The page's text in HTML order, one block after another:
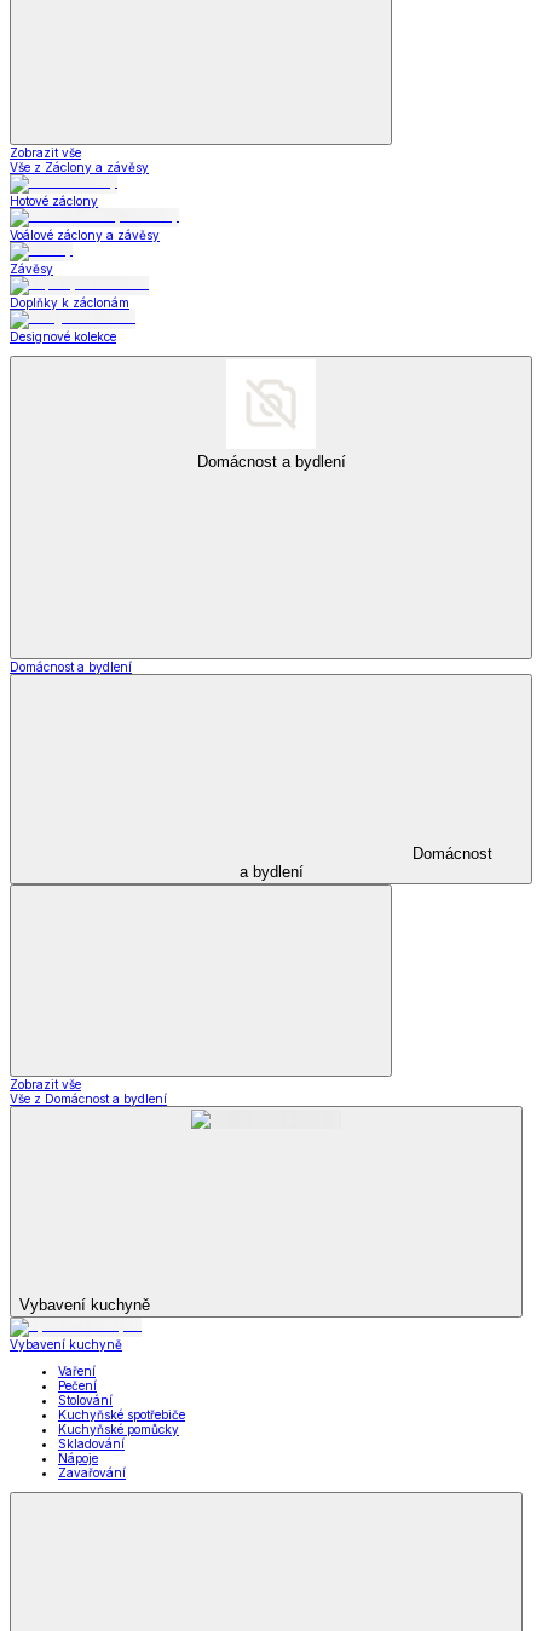
Zobrazit vše
Vše z Záclony a závěsy
Hotové záclony
Voálové záclony a závěsy
Závěsy
Doplňky k záclonám
Designové kolekce
Domácnost a bydlení
Domácnost a bydlení
Domácnost
a bydlení
Zobrazit vše
Vše z Domácnost a bydlení
Vybavení kuchyně
Vybavení kuchyně
Vaření
Pečení
Stolování
Kuchyňské spotřebiče
Kuchyňské pomůcky
Skladování
Nápoje
Zavařování